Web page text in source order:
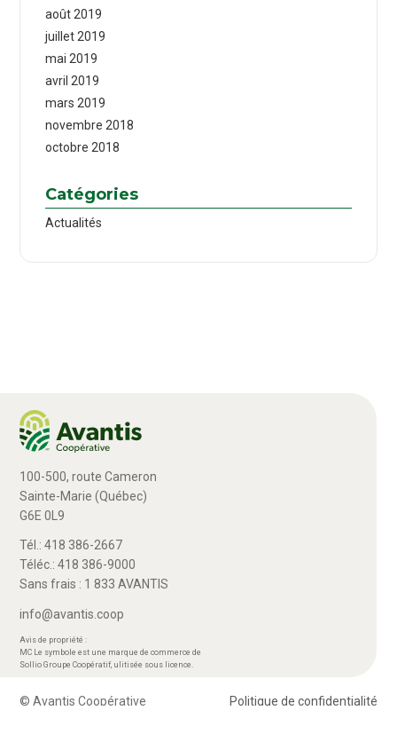
août 2019
juillet 2019
mai 2019
avril 2019
mars 2019
novembre 2018
octobre 2018
Catégories
Actualités
100-500, route Cameron
Sainte-Marie (Québec)
G6E 0L9
Tél.: 418 386-2667
Téléc.: 418 386-9000
Sans frais : 1 833 AVANTIS
info@avantis.coop
Avis de propriété :
MC Le symbole est une marque de commerce de
Sollio Groupe Coopératif, ulitisée sous licence.
© Avantis Coopérative Politique de confidentialité